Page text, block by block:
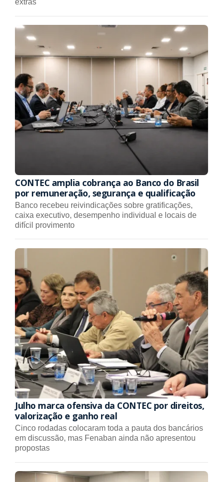
extras
CONTEC amplia cobrança ao Banco do Brasil
por remuneração, segurança e qualificação
Banco recebeu reivindicações sobre gratificações,
caixa executivo, desempenho individual e locais de
difícil provimento
Julho marca ofensiva da CONTEC por direitos,
valorização e ganho real
Cinco rodadas colocaram toda a pauta dos bancários
em discussão, mas Fenaban ainda não apresentou
propostas